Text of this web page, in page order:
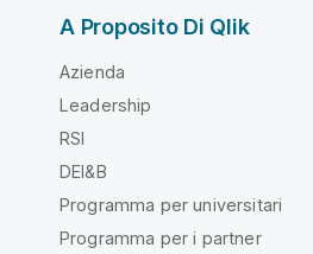
A Proposito Di Qlik
Azienda
Leadership
RSI
DEI&B
Programma per universitari
Programma per i partner